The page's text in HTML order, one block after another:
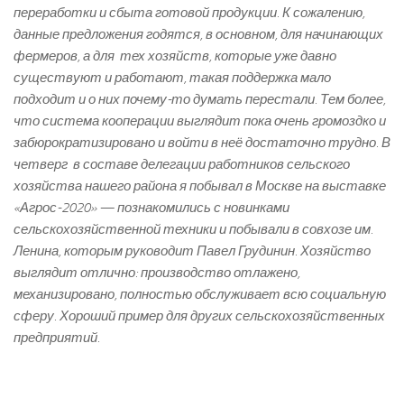
переработки и сбыта готовой продукции. К сожалению,
данные предложения годятся, в основном, для начинающих
фермеров, а для тех хозяйств, которые уже давно
существуют и работают, такая поддержка мало
подходит и о них почему-то думать перестали. Тем более,
что система кооперации выглядит пока очень громоздко и
забюрократизировано и войти в неё достаточно трудно. В
четверг в составе делегации работников сельского
хозяйства нашего района я побывал в Москве на выставке
«Агрос-2020» — познакомились с новинками
сельскохозяйственной техники и побывали в совхозе им.
Ленина, которым руководит Павел Грудинин. Хозяйство
выглядит отлично: производство отлажено,
механизировано, полностью обслуживает всю социальную
сферу. Хороший пример для других сельскохозяйственных
предприятий.